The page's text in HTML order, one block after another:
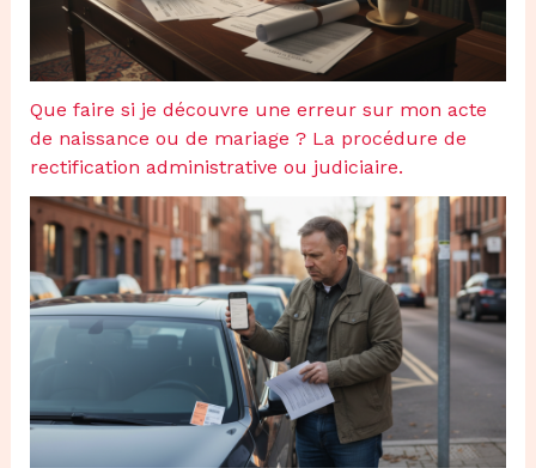
Que faire si je découvre une erreur sur mon acte
de naissance ou de mariage ? La procédure de
rectification administrative ou judiciaire.